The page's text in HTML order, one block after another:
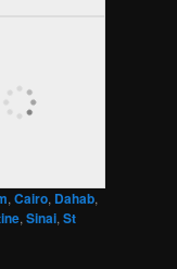
,Cairo, Dahab,
,Sinai,St